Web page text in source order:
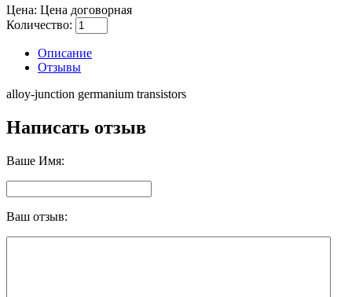
Цена: Цена договорная
Количество:
Описание
Отзывы
alloy-junction germanium transistors
Написать отзыв
Ваше Имя:
Ваш отзыв: